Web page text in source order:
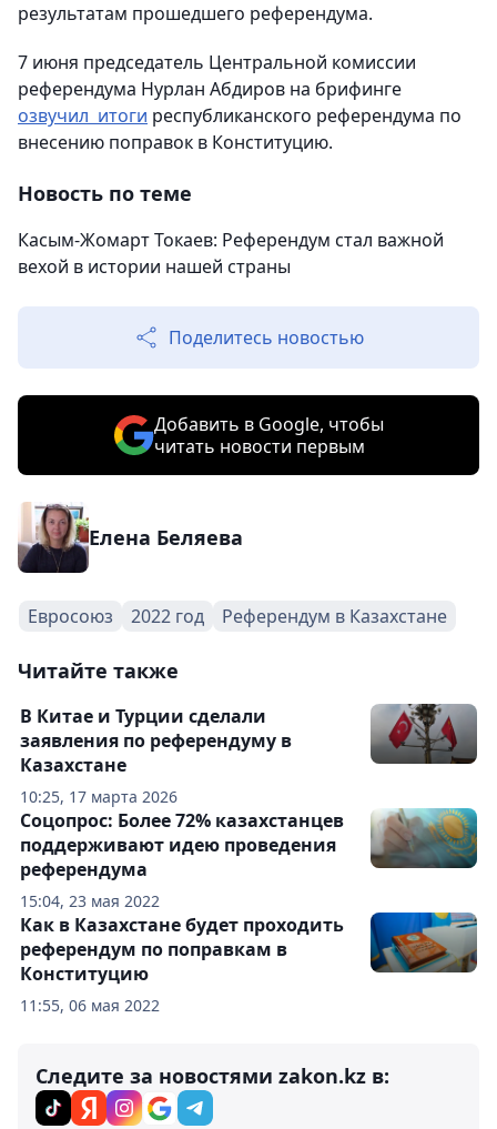
результатам прошедшего референдума.
7 июня председатель Центральной комиссии
референдума Нурлан Абдиров на брифинге
озвучил итоги республиканского референдума по
внесению поправок в Конституцию.
Новость по теме
Касым-Жомарт Токаев: Референдум стал важной
вехой в истории нашей страны
Поделитесь новостью
Добавить в Google, чтобы
читать новости первым
Елена Беляева
Евросоюз 2022 год Референдум в Казахстане
Читайте также
10:25, 17 марта 2026
В Китае и Турции сделали
заявления по референдуму в
Казахстане
15:04, 23 мая 2022
Соцопрос: Более 72% казахстанцев
поддерживают идею проведения
референдума
11:55, 06 мая 2022
Как в Казахстане будет проходить
референдум по поправкам в
Конституцию
Следите за новостями zakon.kz в: